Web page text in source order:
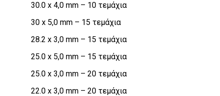
30.0 x 4,0 mm – 10 τεμάχια
30 x 5,0 mm – 15 τεμάχια
28.2 x 3,0 mm – 15 τεμάχια
25.0 x 5,0 mm – 15 τεμάχια
25.0 x 3,0 mm – 20 τεμάχια
22.0 x 3,0 mm – 20 τεμάχια